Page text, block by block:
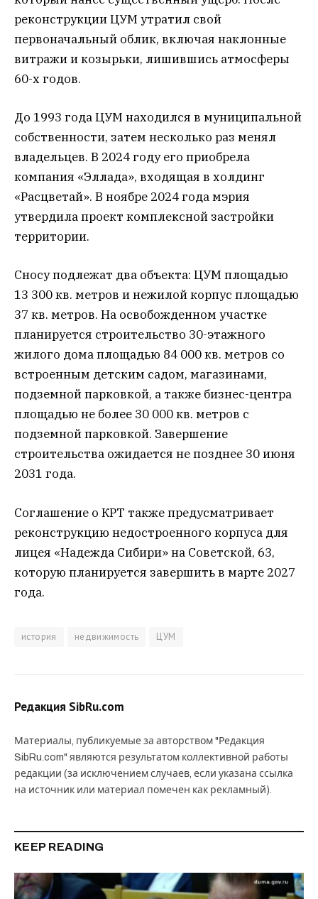
реконструкции ЦУМ утратил свой
первоначальный облик, включая наклонные
витражи и козырьки, лишившись атмосферы
60-х годов.
До 1993 года ЦУМ находился в муниципальной
собственности, затем несколько раз менял
владельцев. В 2024 году его приобрела
компания «Эллада», входящая в холдинг
«Расцветай». В ноябре 2024 года мэрия
утвердила проект комплексной застройки
территории.
Сносу подлежат два объекта: ЦУМ площадью
13 300 кв. метров и нежилой корпус площадью
37 кв. метров. На освобожденном участке
планируется строительство 30-этажного
жилого дома площадью 84 000 кв. метров со
встроенным детским садом, магазинами,
подземной парковкой, а также бизнес-центра
площадью не более 30 000 кв. метров с
подземной парковкой. Завершение
строительства ожидается не позднее 30 июня
2031 года.
Соглашение о КРТ также предусматривает
реконструкцию недостроенного корпуса для
лицея «Надежда Сибири» на Советской, 63,
которую планируется завершить в марте 2027
года.
история недвижимость ЦУМ
Редакция SibRu.com
Материалы, публикуемые за авторством "Редакция
SibRu.com" являются результатом коллективной работы
редакции (за исключением случаев, если указана ссылка
на источник или материал помечен как рекламный).
KEEP READING